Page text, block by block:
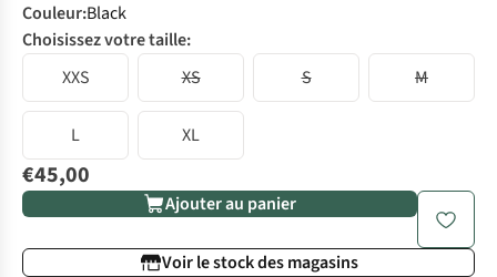
Couleur:Black
Choisissez votre taille:
XXS
XS S M
L XL
€45,00
Ajouter au panier
Voir le stock des magasins